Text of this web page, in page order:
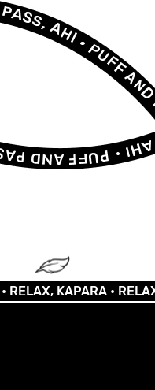
KAPARA •RELAX,